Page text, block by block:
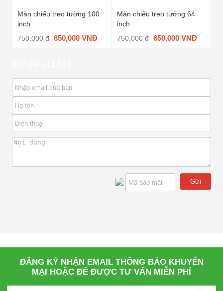
Màn chiếu treo tường 100
inch
750,000 đ 650,000 VNĐ
Màn chiếu treo tường 64
inch
750,000 đ 650,000 VNĐ
Gửi
ĐĂNG KÝ NHẬN EMAIL THÔNG BÁO KHUYẾN
MẠI HOẶC ĐỂ ĐƯỢC TƯ VẤN MIỄN PHÍ